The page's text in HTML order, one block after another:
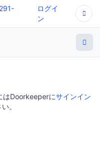
ログイ
ン
はDoorkeeperにサインイン
。